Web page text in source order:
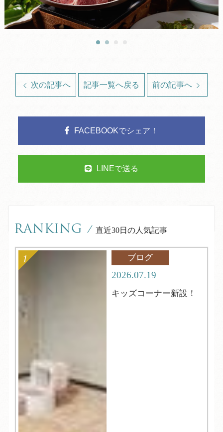
次の記事へ 記事一覧へ戻る 前の記事へ
FACEBOOKでシェア！
LINEで送る
RANKING / 直近30日の人気記事
ブログ
2026.07.19
キッズコーナー新設！